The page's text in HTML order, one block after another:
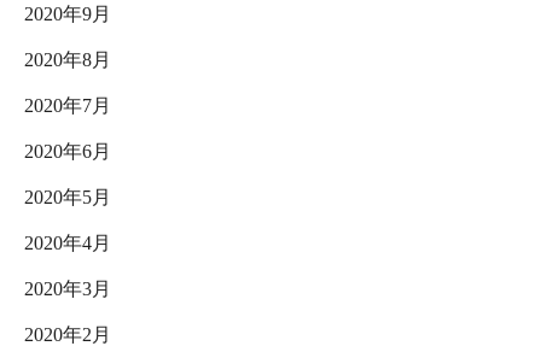
2020年9月
2020年8月
2020年7月
2020年6月
2020年5月
2020年4月
2020年3月
2020年2月